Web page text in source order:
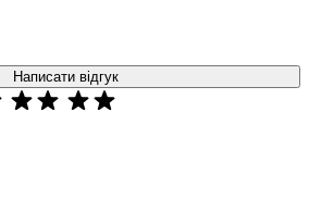
Написати відгук